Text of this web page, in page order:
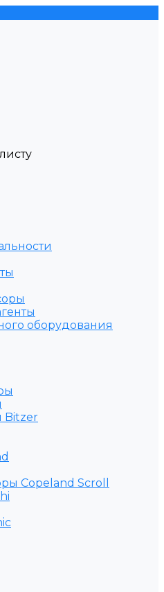
оборудования
Bitzer
Copeland Scroll